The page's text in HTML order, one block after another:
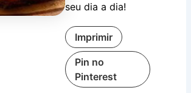
seu dia a dia!
Imprimir
Pin no
Pinterest